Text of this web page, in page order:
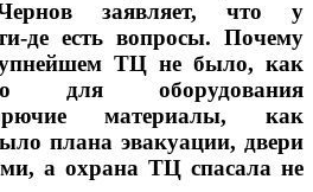
Чернов заявляет, что у
де есть вопросы. Почему
ТЦ не было, как
для оборудования
материалы, как
плана эвакуации, двери
а охрана ТЦ спасала не